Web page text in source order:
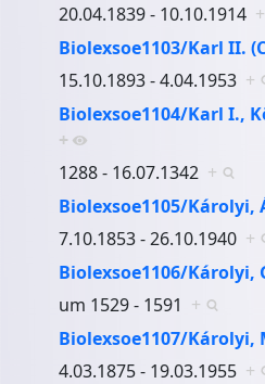
20.04.1839 - 10.10.1914 +
Biolexsoe1103/Karl II.
15.10.1893 - 4.04.1953 +
Biolexsoe1104/Karl I.,
+
1288 - 16.07.1342 +
Biolexsoe1105/Károlyi,
7.10.1853 - 26.10.1940 +
Biolexsoe1106/Károlyi,
um 1529 - 1591 +
Biolexsoe1107/Károlyi,
4.03.1875 - 19.03.1955 +